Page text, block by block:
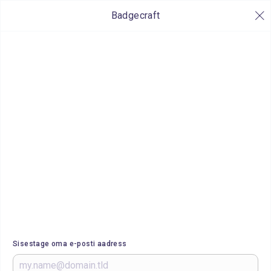
Badgecraft
Sisestage oma e-posti aadress